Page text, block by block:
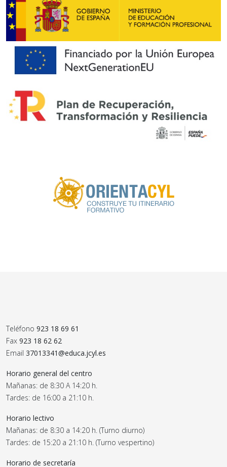
Teléfono 923 18 69 61
Fax 923 18 62 62
Email 37013341@educa.jcyl.es
Horario general del centro
Mañanas: de 8:30 A 14:20 h.
Tardes: de 16:00 a 21:10 h.
Horario lectivo
Mañanas: de 8:30 a 14:20 h. (Turno diurno)
Tardes: de 15:20 a 21:10 h. (Turno vespertino)
Horario de secretaría